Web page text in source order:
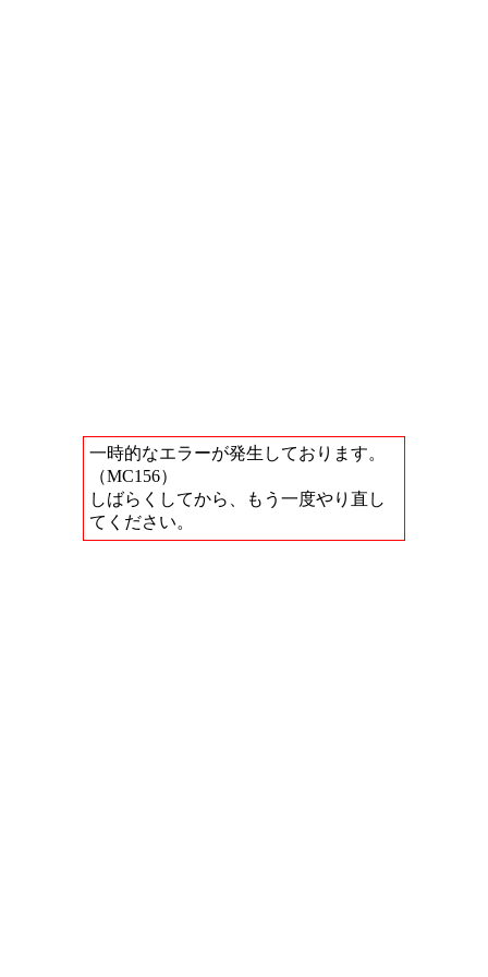
一時的なエラーが発生しております。
（MC156）
しばらくしてから、もう一度やり直し
てください。